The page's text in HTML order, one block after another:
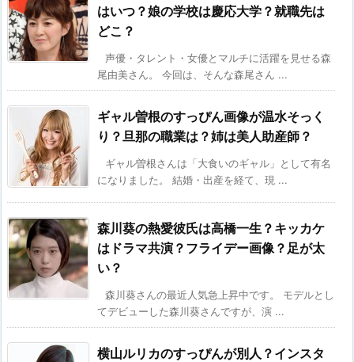
はいつ？娘の学校は慶応大学？就職先は
どこ？
声優・タレント・女優とマルチに活躍を見せる森
尾由美さん。 今回は、そんな森尾さん ...
ギャル曽根のすっぴん画像が温水そっく
り？旦那の職業は？姉は美人助産師？
ギャル曽根さんは「大食いのギャル」として有名
になりました。 結婚・出産を経て、現 ...
森川葵の熱愛彼氏は高橋一生？キッカケ
はドラマ共演？フライデー画像？足が太
い？
森川葵さんの最近人気急上昇中です。 モデルとし
てデビューした森川葵さんですが、演 ...
横山ルリカのすっぴんが別人？インスタ